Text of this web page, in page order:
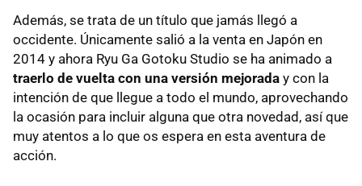
Además, se trata de un título que jamás llegó a
occidente. Únicamente salió a la venta en Japón en
2014 y ahora Ryu Ga Gotoku Studio se ha animado a
traerlo de vuelta con una versión mejorada y con la
intención de que llegue a todo el mundo, aprovechando
la ocasión para incluir alguna que otra novedad, así que
muy atentos a lo que os espera en esta aventura de
acción.